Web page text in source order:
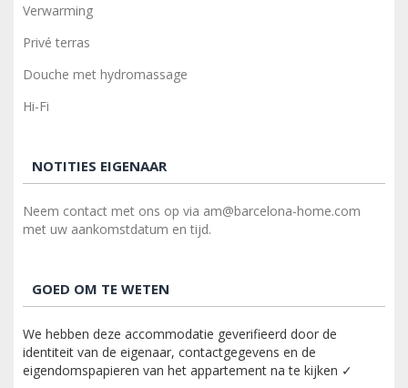
Verwarming
Privé terras
Douche met hydromassage
Hi-Fi
NOTITIES EIGENAAR
Neem contact met ons op via am@barcelona-home.com
met uw aankomstdatum en tijd.
GOED OM TE WETEN
We hebben deze accommodatie geverifieerd door de
identiteit van de eigenaar, contactgegevens en de
eigendomspapieren van het appartement na te kijken ✓